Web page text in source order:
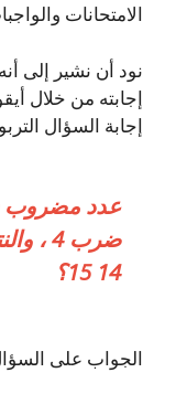
الامتحانات
نود أن نشير إلى
إجابته من خلال
إجابة السؤال
14 15؟
الجواب على